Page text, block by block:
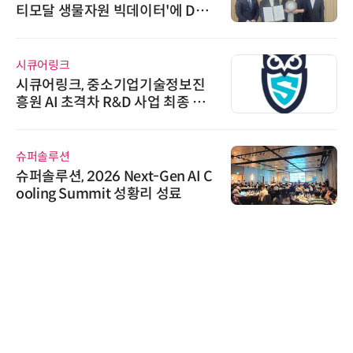
티모달 생물자원 빅데이터'에 DQ
시큐어링크
시큐어링크, 중소기업기술정보진
흥원 AI 초격차 R&D 사업 최종 선
슈퍼솔루션
슈퍼솔루션, 2026 Next-Gen AI C
ooling Summit 성황리 성료